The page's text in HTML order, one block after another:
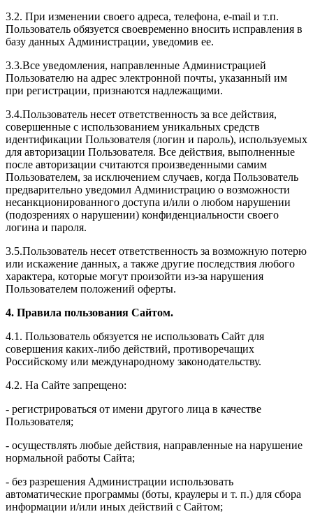
3.2. При изменении своего адреса, телефона, e-mail и т.п.
Пользователь обязуется своевременно вносить исправления в
базу данных Администрации, уведомив ее.
3.3.Все уведомления, направленные Администрацией
Пользователю на адрес электронной почты, указанный им
при регистрации, признаются надлежащими.
3.4.Пользователь несет ответственность за все действия,
совершенные с использованием уникальных средств
идентификации Пользователя (логин и пароль), используемых
для авторизации Пользователя. Все действия, выполненные
после авторизации считаются произведенными самим
Пользователем, за исключением случаев, когда Пользователь
предварительно уведомил Администрацию о возможности
несанкционированного доступа и/или о любом нарушении
(подозрениях о нарушении) конфиденциальности своего
логина и пароля.
3.5.Пользователь несет ответственность за возможную потерю
или искажение данных, а также другие последствия любого
характера, которые могут произойти из-за нарушения
Пользователем положений оферты.
4. Правила пользования Сайтом.
4.1. Пользователь обязуется не использовать Сайт для
совершения каких-либо действий, противоречащих
Российскому или международному законодательству.
4.2. На Сайте запрещено:
- регистрироваться от имени другого лица в качестве
Пользователя;
- осуществлять любые действия, направленные на нарушение
нормальной работы Сайта;
- без разрешения Администрации использовать
автоматические программы (боты, краулеры и т. п.) для сбора
информации и/или иных действий с Сайтом;